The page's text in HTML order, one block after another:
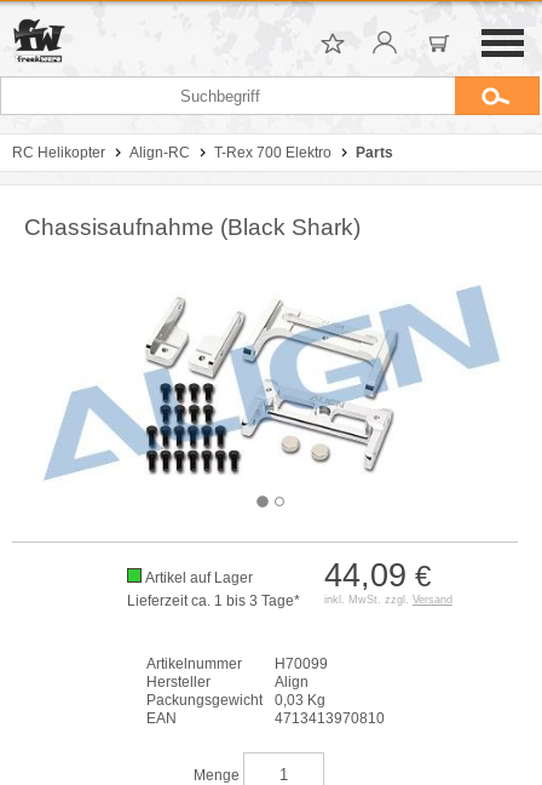
RC Helikopter Align-RC T-Rex 700 Elektro Parts
Chassisaufnahme (Black Shark)
44,09 €
inkl. MwSt. zzgl. Versand
Artikel auf Lager
Lieferzeit ca. 1 bis 3 Tage*
Artikelnummer
H70099
Hersteller
Align
Packungsgewicht
0,03 Kg
EAN
4713413970810
Menge